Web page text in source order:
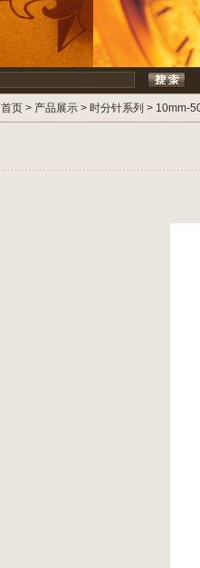
首页 > 产品展示 > 时分针系列 > 10mm-